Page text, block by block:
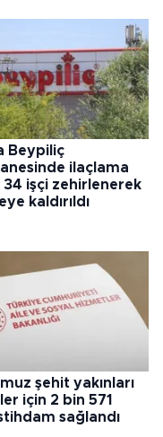
Beypiliç
ilaçlama
34 işçi zehirlenerek
kaldırıldı
şehit yakınları
için 2 bin 571
sağlandı